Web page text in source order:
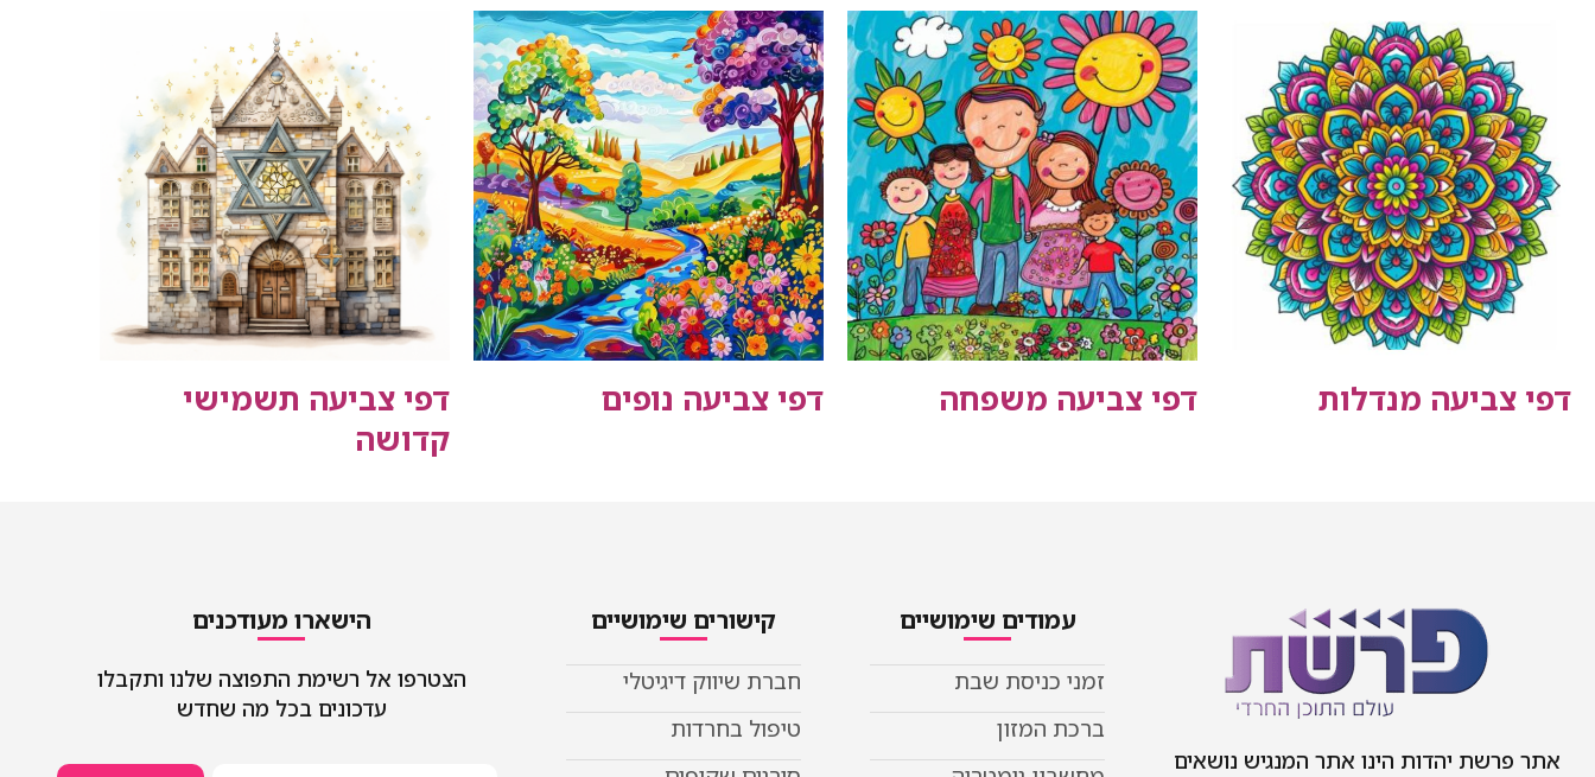
דפי צביעה מנדלות דפי צביעה משפחה דפי צביעה נופים
דפי צביעה תשמישי
קדושה
אתר פרשת יהדות הינו אתר המנגיש נושאים
עמודים שימושיים
זמני כניסת שבת
ברכת המזון
קישורים שימושיים
חברת שיווק דיגיטלי
טיפול בחרדות
הישארו מעודכנים
הצטרפו אל רשימת התפוצה שלנו ותקבלו
עדכונים בכל מה שחדש